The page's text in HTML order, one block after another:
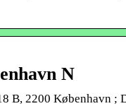
N
B, 2200 København ;